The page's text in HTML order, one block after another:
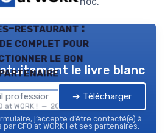
restaurant :
complet pour
le bon
at WORK ! — 2026
le livre blanc
➔ Télécharger
j’accepte d’être contacté(e) à
CFO at WORK ! et ses partenaires.